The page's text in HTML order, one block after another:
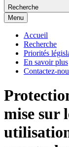
Recherche
Menu
Accueil
Recherche
Priorités
En savoir plus
Contactez-
mise sur